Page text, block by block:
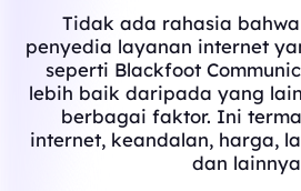
Tidak ada rahasia
penyedia layanan internet
seperti Blackfoot
lebih baik daripada yang
berbagai faktor. Ini
internet, keandalan, harga,
dan